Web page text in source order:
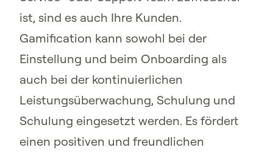
ist, sind es auch Ihre Kunden.
Gamification kann sowohl bei der
Einstellung und beim Onboarding als
auch bei der kontinuierlichen
Leistungsüberwachung, Schulung und
Schulung eingesetzt werden. Es fördert
einen positiven und freundlichen